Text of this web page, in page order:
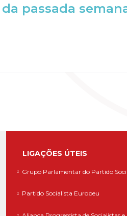
passada
LIGAÇÕES ÚTEIS
Grupo Parlamentar do Partido
Partido Socialista Europeu